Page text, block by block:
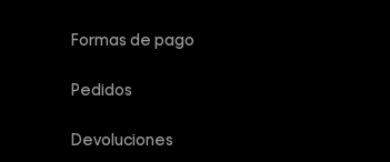
Formas de pago
Pedidos
Devoluciones